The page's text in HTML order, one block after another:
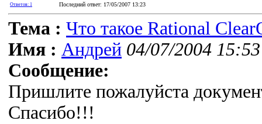
Ответов: 1 Последний ответ: 17/05/2007 13:23
Тема : Что такое Rational
Имя : Андрей 04/07/2004 15:53
Сообщение:
Пришлите пожалуйста
Спасибо!!!